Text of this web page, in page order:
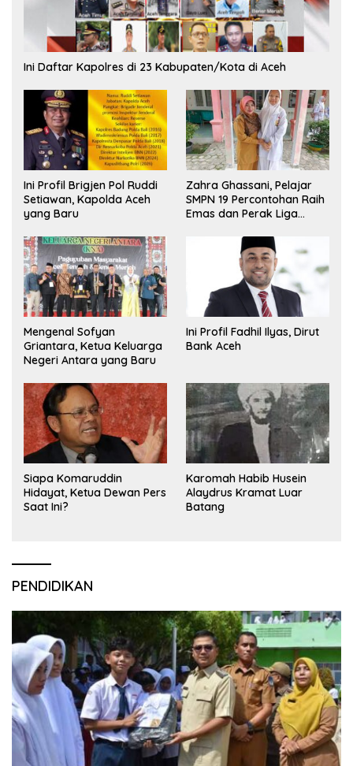
Ini Daftar Kapolres di 23 Kabupaten/Kota di Aceh
Ini Profil Brigjen Pol Ruddi
Setiawan, Kapolda Aceh
yang Baru
Zahra Ghassani, Pelajar
SMPN 19 Percontohan Raih
Emas dan Perak Liga
Mengenal Sofyan
Griantara, Ketua Keluarga
Negeri Antara yang Baru
Ini Profil Fadhil Ilyas, Dirut
Bank Aceh
Siapa Komaruddin
Hidayat, Ketua Dewan Pers
Saat Ini?
Karomah Habib Husein
Alaydrus Kramat Luar
Batang
PENDIDIKAN